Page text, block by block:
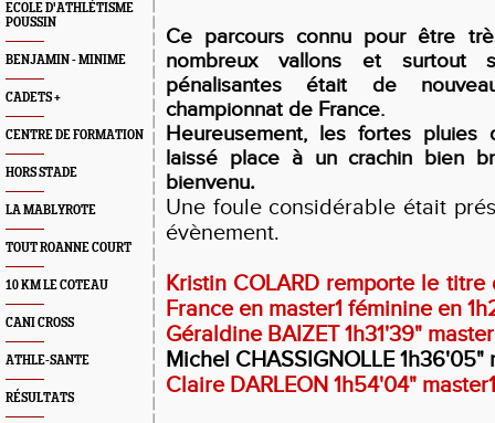
ECOLE D'ATHLÉTISME
POUSSIN
BENJAMIN - MINIME
CADETS +
CENTRE DE FORMATION
HORS STADE
LA MABLYROTE
TOUT ROANNE COURT
10 KM LE COTEAU
CANI CROSS
ATHLE-SANTE
RÉSULTATS
Ce parcours connu pour être
nombreux vallons et
pénalisantes était de
championnat de France.
Heureusement, les fortes pluies
laissé place à un crachin bien
bienvenu.
Une foule considérable était
évènement.
Kristin COLARD remporte le
France en master1 féminine en
Géraldine BAIZET 1h31'39"
Michel CHASSIGNOLLE
Claire DARLEON 1h54'04"